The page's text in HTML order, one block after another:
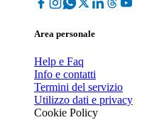
Area personale
Help e Faq
Info e contatti
Termini del servizio
Utilizzo dati e privacy
Cookie Policy